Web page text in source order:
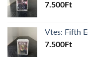
7.500Ft
Vtes: Fifth
7.500Ft